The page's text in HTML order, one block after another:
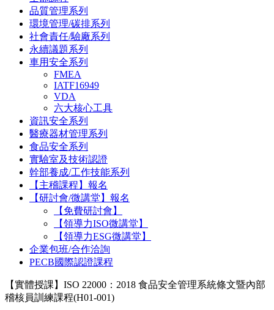
品質管理系列
環境管理/碳排系列
社會責任/驗廠系列
永續議題系列
車用安全系列
FMEA
IATF16949
VDA
六大核心工具
資訊安全系列
醫療器材管理系列
食品安全系列
實驗室及技術認證
幹部養成/工作技能系列
【主稽課程】報名
【研討會/微講堂】報名
【免費研討會】
【領導力ISO微講堂】
【領導力ESG微講堂】
企業包班/合作洽詢
PECB國際認證課程
【實體授課】ISO 22000：2018 食品安全管理系統條文暨內部
稽核員訓練課程(H01-001)